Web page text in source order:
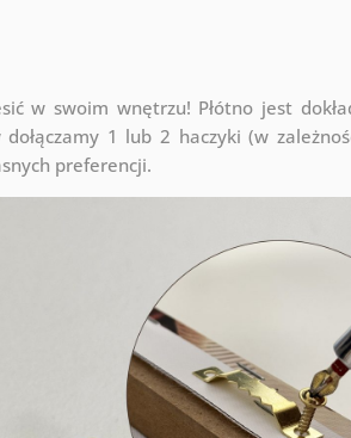
w swoim wnętrzu! Płótno jest
1 lub 2 haczyki (w
preferencji.